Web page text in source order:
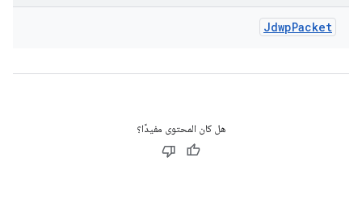
JdwpPacket
هل كان المحتوى مفيدًا؟